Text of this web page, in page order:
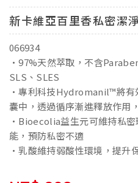
新卡維亞百里香私密潔
066934
•97%天然萃取，不含
SLS、SLES
•專利科技Hydromanil™將
囊中，透過循序漸進釋放作用
•Bioecolia益生元可維持私
能，預防私密不適
•乳酸維持弱酸性環境，提升